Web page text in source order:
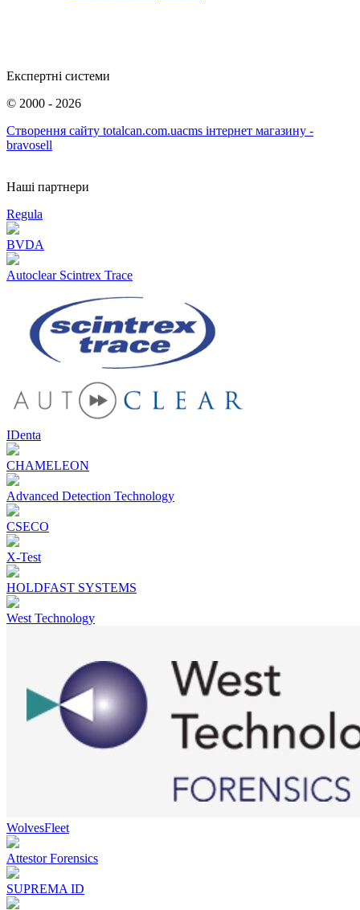
Експертні системи
© 2000 - 2026
Створення сайту totalcan.com.uacms інтернет магазину -
bravosell
Наші партнери
Regula
BVDA
Autoclear Scintrex Trace
IDenta
CHAMELEON
Advanced Detection Technology
CSECO
X-Test
HOLDFAST SYSTEMS
West Technology
WolvesFleet
Attestor Forensics
SUPREMA ID